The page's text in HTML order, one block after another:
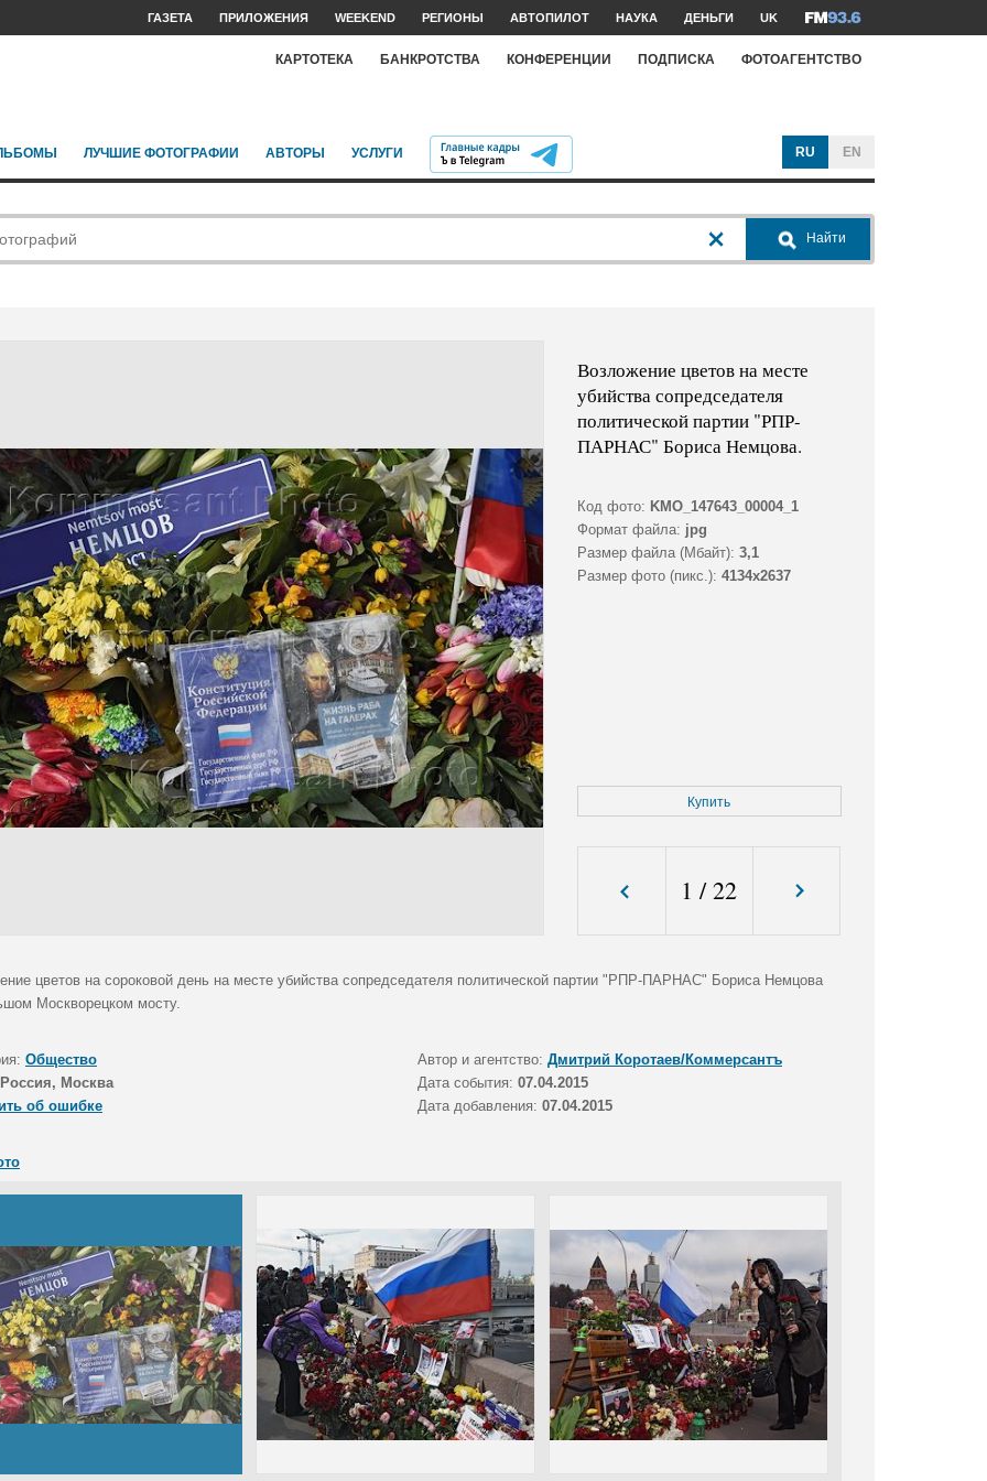
ГАЗЕТА ПРИЛОЖЕНИЯ WEEKEND РЕГИОНЫ АВТОПИЛОТ НАУКА ДЕНЬГИ UK
КАРТОТЕКА БАНКРОТСТВА КОНФЕРЕНЦИИ ПОДПИСКА ФОТОАГЕНТСТВО
ЛУЧШИЕ ФОТОГРАФИИ АВТОРЫ УСЛУГИ RU EN
Найти
Возложение цветов на месте
убийства сопредседателя
политической партии "РПР-
ПАРНАС" Бориса Немцова.
Код фото: KMO_147643_00004_1
Формат файла: jpg
Размер файла (Мбайт): 3,1
Размер фото (пикс.): 4134x2637
Купить
1 /22
цветов на сороковой день на месте убийства сопредседателя политической партии "РПР-ПАРНАС" Бориса Немцова
Москворецком мосту.
Общество Автор и агентство: Дмитрий Коротаев/Коммерсантъ
Россия, Москва Дата события: 07.04.2015
об ошибке
Дата добавления: 07.04.2015